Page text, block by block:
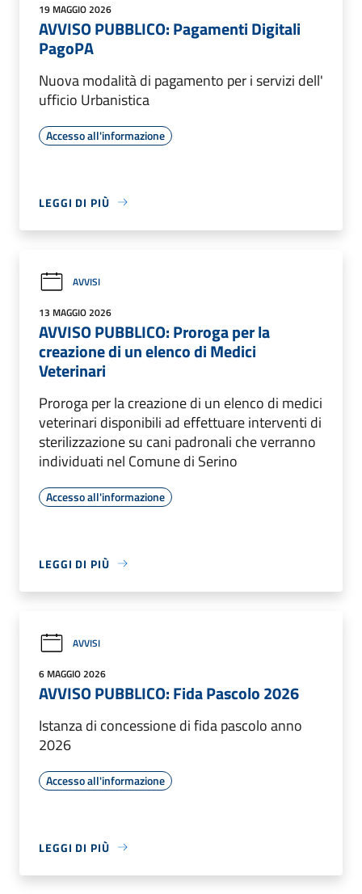
19 MAGGIO 2026
AVVISO PUBBLICO: Pagamenti Digitali
PagoPA
Nuova modalità di pagamento per i servizi dell'
ufficio Urbanistica
Accesso all'informazione
LEGGI DI PIÙ
AVVISI
13 MAGGIO 2026
AVVISO PUBBLICO: Proroga per la
creazione di un elenco di Medici
Veterinari
Proroga per la creazione di un elenco di medici
veterinari disponibili ad effettuare interventi di
sterilizzazione su cani padronali che verranno
individuati nel Comune di Serino
Accesso all'informazione
LEGGI DI PIÙ
AVVISI
6 MAGGIO 2026
AVVISO PUBBLICO: Fida Pascolo 2026
Istanza di concessione di fida pascolo anno
2026
Accesso all'informazione
LEGGI DI PIÙ